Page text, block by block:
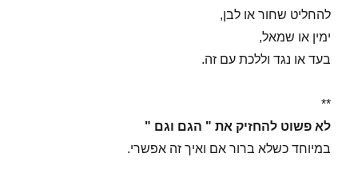
להחליט שחור או לבן,
ימין או שמאל,
בעד או נגד וללכת עם זה.
**
לא פשוט להחזיק את " הגם וגם "
במיוחד כשלא ברור אם ואיך זה אפשרי.